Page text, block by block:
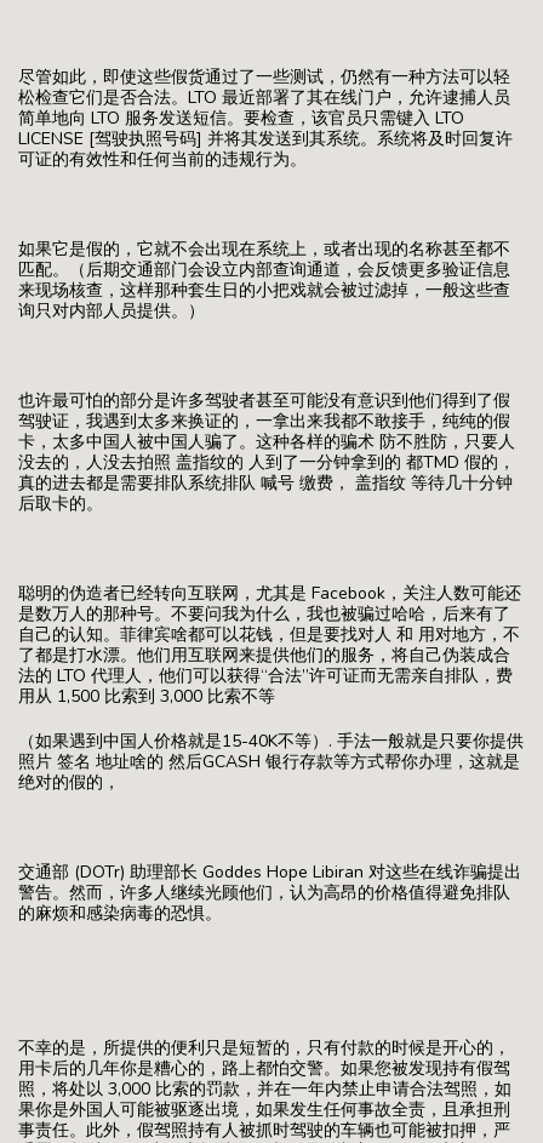
尽管如此，即使这些假货通过了一些测试，仍然有一种方法可以轻
松检查它们是否合法。LTO 最近部署了其在线门户，允许逮捕人员
简单地向 LTO 服务发送短信。要检查，该官员只需键入 LTO
LICENSE [驾驶执照号码] 并将其发送到其系统。系统将及时回复许
可证的有效性和任何当前的违规行为。
如果它是假的，它就不会出现在系统上，或者出现的名称甚至都不
匹配。（后期交通部门会设立内部查询通道，会反馈更多验证信息
来现场核查，这样那种套生日的小把戏就会被过滤掉，一般这些查
询只对内部人员提供。）
也许最可怕的部分是许多驾驶者甚至可能没有意识到他们得到了假
驾驶证，我遇到太多来换证的，一拿出来我都不敢接手，纯纯的假
卡，太多中国人被中国人骗了。这种各样的骗术 防不胜防，只要人
没去的，人没去拍照 盖指纹的 人到了一分钟拿到的 都TMD 假的，
真的进去都是需要排队系统排队 喊号 缴费， 盖指纹 等待几十分钟
后取卡的。
聪明的伪造者已经转向互联网，尤其是 Facebook，关注人数可能还
是数万人的那种号。不要问我为什么，我也被骗过哈哈，后来有了
自己的认知。菲律宾啥都可以花钱，但是要找对人 和 用对地方，不
了都是打水漂。他们用互联网来提供他们的服务，将自己伪装成合
法的 LTO 代理人，他们可以获得“合法”许可证而无需亲自排队，费
用从 1,500 比索到 3,000 比索不等
（如果遇到中国人价格就是15-40K不等）. 手法一般就是只要你提供
照片 签名 地址啥的 然后GCASH 银行存款等方式帮你办理，这就是
绝对的假的，
交通部 (DOTr) 助理部长 Goddes Hope Libiran 对这些在线诈骗提出
警告。然而，许多人继续光顾他们，认为高昂的价格值得避免排队
的麻烦和感染病毒的恐惧。
不幸的是，所提供的便利只是短暂的，只有付款的时候是开心的，
用卡后的几年你是糟心的，路上都怕交警。如果您被发现持有假驾
照，将处以 3,000 比索的罚款，并在一年内禁止申请合法驾照，如
果你是外国人可能被驱逐出境，如果发生任何事故全责，且承担刑
事责任。此外，假驾照持有人被抓时驾驶的车辆也可能被扣押，严